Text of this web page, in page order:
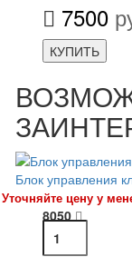
7500
КУПИТЬ
Блок управления
Уточняйте цену у
8050